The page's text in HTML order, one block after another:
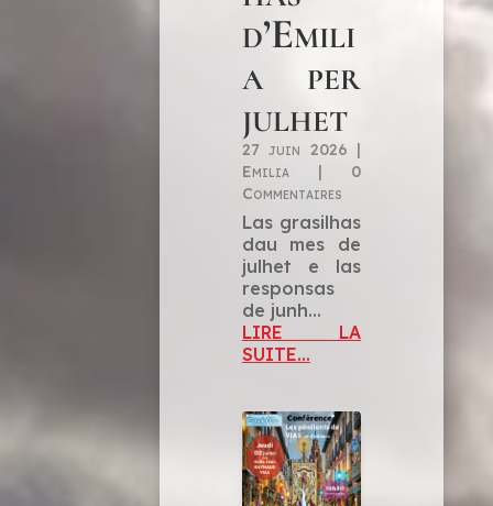
d’Emili
a per
julhet
27 juin 2026
Emilia| 0
Commentaires
Las grasilhas
dau mes de
julhet e las
responsas
de junh…
LIRE LA
SUITE...